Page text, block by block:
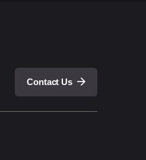
Contact Us